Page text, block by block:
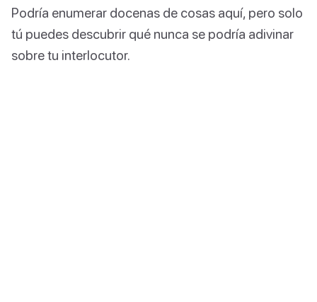
Podría enumerar docenas de cosas aquí, pero solo
tú puedes descubrir qué nunca se podría adivinar
sobre tu interlocutor.